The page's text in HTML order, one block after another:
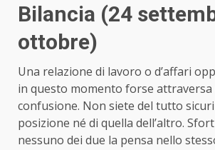
Bilancia (24
ottobre)
Una relazione di lavoro o d’affari
in questo momento forse
confusione. Non siete del tutto
posizione né di quella dell’altro.
nessuno dei due la pensa nello